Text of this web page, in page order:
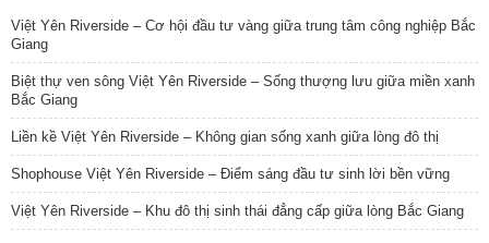
Việt Yên Riverside – Cơ hội đầu tư vàng giữa trung tâm công nghiệp Bắc
Giang
Biệt thự ven sông Việt Yên Riverside – Sống thượng lưu giữa miền xanh
Bắc Giang
Liền kề Việt Yên Riverside – Không gian sống xanh giữa lòng đô thị
Shophouse Việt Yên Riverside – Điểm sáng đầu tư sinh lời bền vững
Việt Yên Riverside – Khu đô thị sinh thái đẳng cấp giữa lòng Bắc Giang